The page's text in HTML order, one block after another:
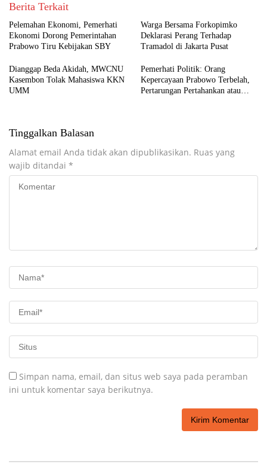
Berita Terkait
Pelemahan Ekonomi, Pemerhati
Ekonomi Dorong Pemerintahan
Prabowo Tiru Kebijakan SBY
Warga Bersama Forkopimko
Deklarasi Perang Terhadap
Tramadol di Jakarta Pusat
Dianggap Beda Akidah, MWCNU
Kasembon Tolak Mahasiswa KKN
UMM
Pemerhati Politik: Orang
Kepercayaan Prabowo Terbelah,
Pertarungan Pertahankan atau
Tinggalkan Balasan
Alamat email Anda tidak akan dipublikasikan. Ruas yang
wajib ditandai *
Simpan nama, email, dan situs web saya pada peramban
ini untuk komentar saya berikutnya.